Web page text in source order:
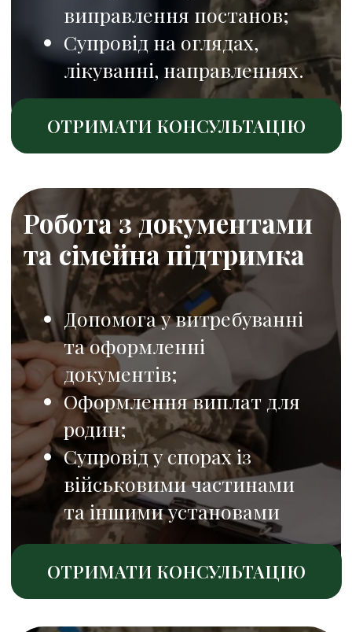
Судовий та правовий
захист
Адмінсправи під час
служби
Кримінальні справи
(самовільне залишення
частини, дезертирство
тощо)
Оскарження рішень та
бездіяльності військових
частин у суді
Облік та проходження
служби
Питання постановки та
обліку;
Оскарження штрафів та
відміток ТЦК;
Написання рапортів та
комплексний супровід.
Звільнення з військової
служби, переміщення між
частинами;
ОТРИМАТИ КОНСУЛЬТАЦІЮ
ОТРИМАТИ КОНСУЛЬТАЦІЮ